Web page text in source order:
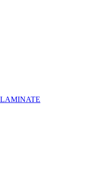
LAMINATE